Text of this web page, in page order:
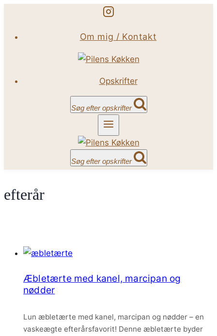
indhold
Om mig / Kontakt
Opskrifter
Søg efter opskrifter
Søg efter opskrifter
efterår
Æbletærte med kanel, marcipan og
nødder
Lun æbletærte med kanel, marcipan og nødder – en
vaskeægte efterårsfavorit! Denne æbletærte byder